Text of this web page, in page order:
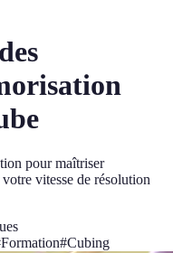
pour maîtriser
vitesse de résolution
Formation#Cubing